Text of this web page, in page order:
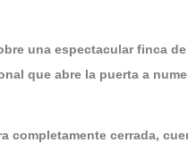
una espectacular finca de
que abre la puerta a
completamente cerrada,